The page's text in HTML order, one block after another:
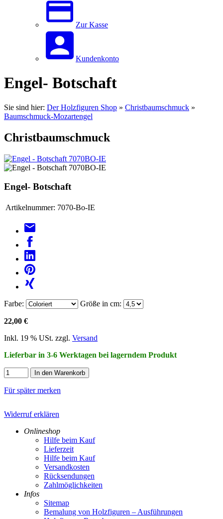
Zur Kasse
Kundenkonto
Engel- Botschaft
Sie sind hier: Der Holzfiguren Shop » Christbaumschmuck »
Baumschmuck-Mozartengel
Christbaumschmuck
Engel- Botschaft
Artikelnummer: 7070-Bo-IE
Farbe: Größe in cm:
22,00 €
Inkl. 19 % USt. zzgl. Versand
Lieferbar in 3-6 Werktagen bei lagerndem Produkt
In den Warenkorb
Für später merken
Widerruf erklären
Onlineshop
Hilfe beim Kauf
Lieferzeit
Hilfe beim Kauf
Versandkosten
Rücksendungen
Zahlmöglichkeiten
Infos
Sitemap
Bemalung von Holzfiguren – Ausführungen